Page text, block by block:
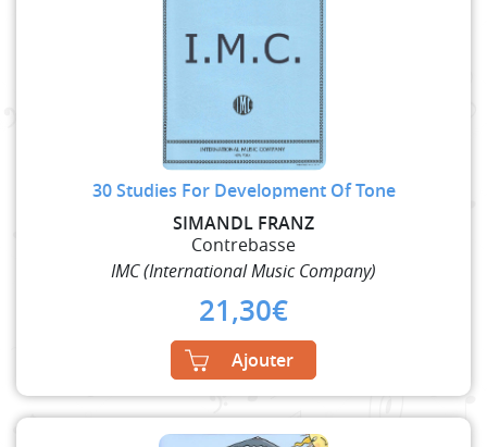
30 Studies For Development Of Tone
SIMANDL FRANZ
Contrebasse
IMC (International Music Company)
21,30€
Ajouter